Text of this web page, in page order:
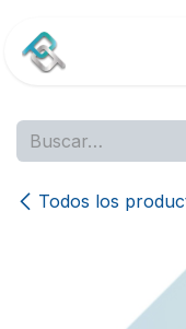
Todos los